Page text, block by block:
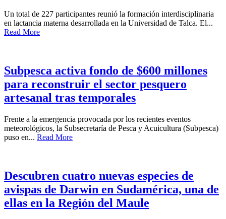
Un total de 227 participantes reunió la formación interdisciplinaria
en lactancia materna desarrollada en la Universidad de Talca. El...
Read More
Subpesca activa fondo de $600 millones
para reconstruir el sector pesquero
artesanal tras temporales
Frente a la emergencia provocada por los recientes eventos
meteorológicos, la Subsecretaría de Pesca y Acuicultura (Subpesca)
puso en... Read More
Descubren cuatro nuevas especies de
avispas de Darwin en Sudamérica, una de
ellas en la Región del Maule